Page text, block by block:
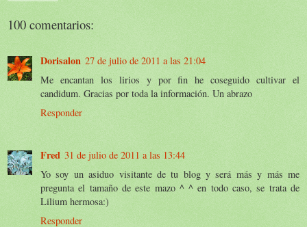
100 comentarios:
Dorisalon 27 de julio de 2011 a las 21:04
Me encantan los lirios y por fin he coseguido cultivar el
candidum. Gracias por toda la información. Un abrazo
Responder
Fred 31 de julio de 2011 a las 13:44
Yo soy un asiduo visitante de tu blog y será más y más me
pregunta el tamaño de este mazo ^ ^ en todo caso, se trata de
Lilium hermosa:)
Responder